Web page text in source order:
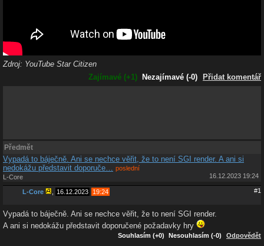
Zdroj: YouTube Star Citizen
Zajímavé (+1)
Nezajímavé (-0) Přidat komentář
Předmět
Vypadá to báječně. Ani se nechce věřit, že to není SGI render. A ani si
nedokážu představit doporuče…
poslední
L-Core
16.12.2023 19:24
L-Core 16.12.2023 19:24 #1
Vypadá to báječně. Ani se nechce věřit, že to není SGI render.
A ani si nedokážu představit doporučené požadavky hry
Souhlasím (+0) Nesouhlasím (-0) Odpovědět